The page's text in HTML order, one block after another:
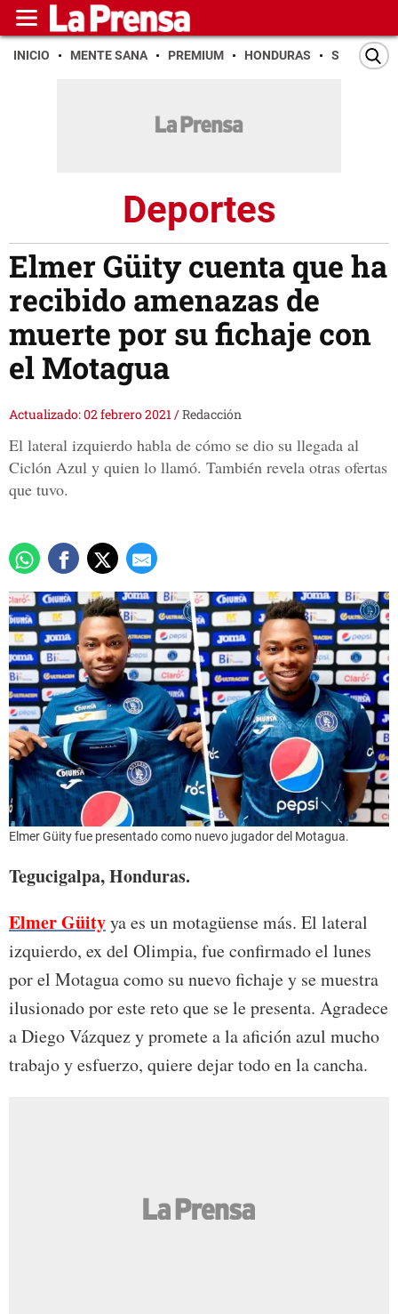
INICIO MENTE SANA PREMIUM HONDURAS SAN PEDRO
Deportes
Elmer Güity cuenta que ha
recibido amenazas de
muerte por su fichaje con
el Motagua
Actualizado: 02 febrero 2021/Redacción
El lateral izquierdo habla de cómo se dio su llegada al
Ciclón Azul y quien lo llamó. También revela otras ofertas
que tuvo.
Elmer Güity fue presentado como nuevo jugador del Motagua.
Tegucigalpa, Honduras.
Elmer Güityya es un motagüense más. El lateral
izquierdo, ex del Olimpia, fue confirmado el lunes
por el Motagua como su nuevo fichaje y se muestra
ilusionado por este reto que se le presenta. Agradece
a Diego Vázquez y promete a la afición azul mucho
trabajo y esfuerzo, quiere dejar todo en la cancha.